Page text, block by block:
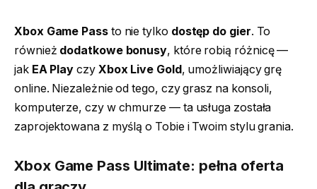
Xbox Game Passto nie tylko dostęp do gier. To
również dodatkowe bonusy, które robią różnicę —
jak EA Play czy Xbox Live Gold, umożliwiający grę
online. Niezależnie od tego, czy grasz na konsoli,
komputerze, czy w chmurze — ta usługa została
zaprojektowana z myślą o Tobie i Twoim stylu grania.
Xbox Game Pass Ultimate: pełna oferta